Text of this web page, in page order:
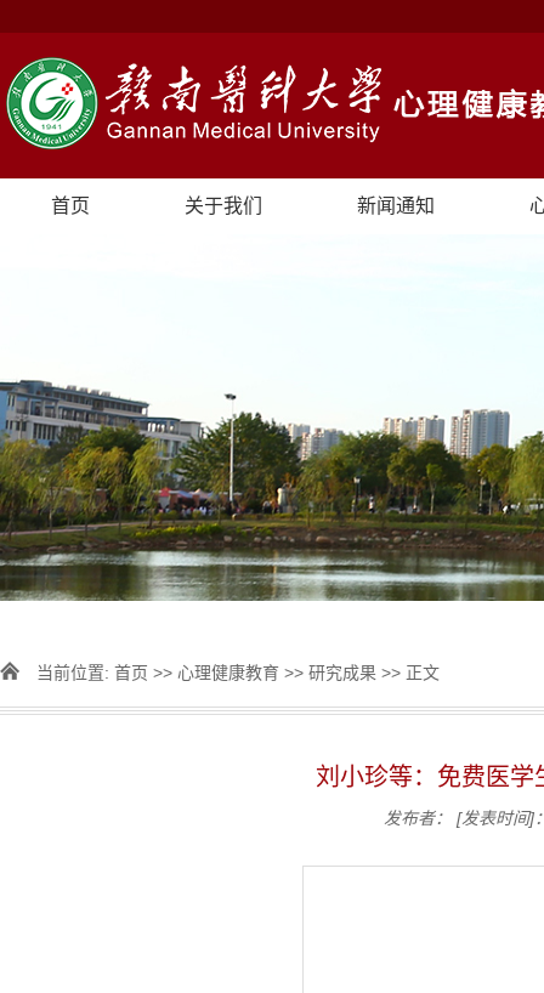
首页 关于我们 新闻通知
当前位置: 首页 >> 心理健康教育 >> 研究成果 >> 正文
刘小珍等：免费医
发布者： [发表时间]